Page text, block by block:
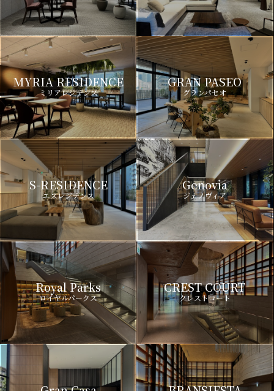
MYRIA RESIDENCE
ミリアレジデンス
GRAN PASEO
グランパセオ
S-RESIDENCE
エスレジデンス
Genovia
ジェノヴィア
Royal Parks
ロイヤルパークス
CREST COURT
クレストコート